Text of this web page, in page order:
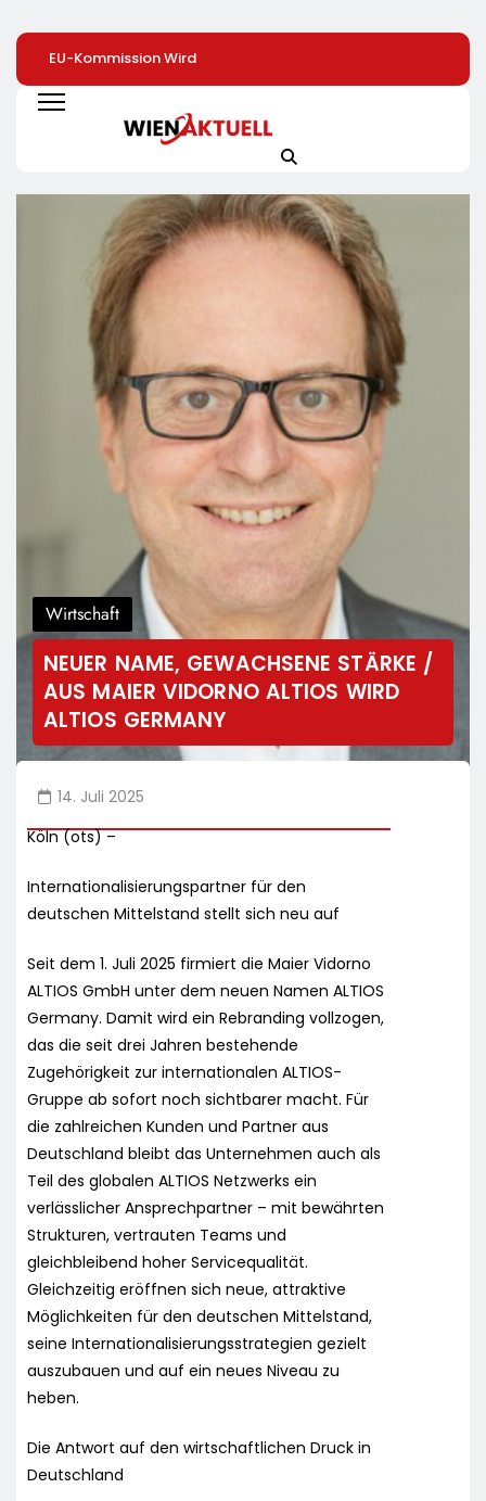
EU-Kommission Wird
Zur „Zentrale Der
Tierindustrie“ /
Tierschutzorganisation
Projektion In Brüssel
Die Nähe Der EU-
Kommission Zur
Tierindustrie An
Vernetzen Sich
Unternehmer Für Die
Kleinen Preis: Lidl
Jetzt Bis Zu 13
Prozent
Wirtschaft
NEUER NAME, GEWACHSENE STÄRKE /
AUS MAIER VIDORNO ALTIOS WIRD
ALTIOS GERMANY
14. Juli 2025
Köln (ots) –
Internationalisierungspartner für den
deutschen Mittelstand stellt sich neu auf
Seit dem 1. Juli 2025 firmiert die Maier Vidorno
ALTIOS GmbH unter dem neuen Namen ALTIOS
Germany. Damit wird ein Rebranding vollzogen,
das die seit drei Jahren bestehende
Zugehörigkeit zur internationalen ALTIOS-
Gruppe ab sofort noch sichtbarer macht. Für
die zahlreichen Kunden und Partner aus
Deutschland bleibt das Unternehmen auch als
Teil des globalen ALTIOS Netzwerks ein
verlässlicher Ansprechpartner – mit bewährten
Strukturen, vertrauten Teams und
gleichbleibend hoher Servicequalität.
Gleichzeitig eröffnen sich neue, attraktive
Möglichkeiten für den deutschen Mittelstand,
seine Internationalisierungsstrategien gezielt
auszubauen und auf ein neues Niveau zu
heben.
Die Antwort auf den wirtschaftlichen Druck in
Deutschland